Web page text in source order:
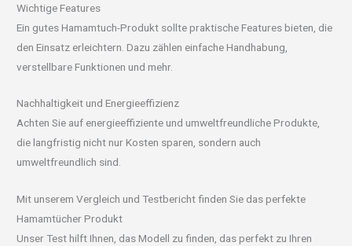
Wichtige Features
Ein gutes Hamamtuch-Produkt sollte praktische Features bieten, die
den Einsatz erleichtern. Dazu zählen einfache Handhabung,
verstellbare Funktionen und mehr.
Nachhaltigkeit und Energieeffizienz
Achten Sie auf energieeffiziente und umweltfreundliche Produkte,
die langfristig nicht nur Kosten sparen, sondern auch
umweltfreundlich sind.
Mit unserem Vergleich und Testbericht finden Sie das perfekte
Hamamtücher Produkt
Unser Test hilft Ihnen, das Modell zu finden, das perfekt zu Ihren